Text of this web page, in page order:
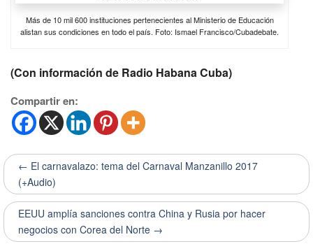
Más de 10 mil 600 instituciones pertenecientes al Ministerio de Educación
alistan sus condiciones en todo el país. Foto: Ismael Francisco/Cubadebate.
(Con información de Radio Habana Cuba)
Compartir en:
← El carnavalazo: tema del Carnaval Manzanillo 2017
(+Audio)
EEUU amplía sanciones contra China y Rusia por hacer
negocios con Corea del Norte →